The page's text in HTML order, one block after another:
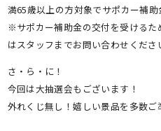
満65歳以上の方対象でサポカー補助
※サポカー補助金の交付を受ける
はスタッフまでお問い合わせくださ
さ・ら・に！
今回は大抽選会もございます！
外れくじ無し！嬉しい景品を多数ご